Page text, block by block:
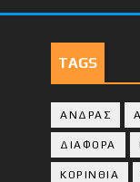
TAGS
ΑΝΔΡΑΣ
ΔΙΑΦΟΡΑ
ΚΟΡΙΝΘΙA